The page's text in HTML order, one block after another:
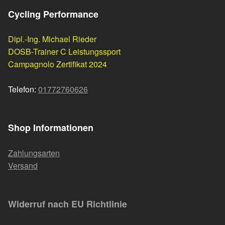
Cycling Performance
Dipl.-Ing. Michael Rieder
DOSB-Trainer C Leistungssport
Campagnolo Zertifikat 2024
Telefon: 01772760626
Shop Informationen
Zahlungsarten
Versand
Widerruf nach EU Richtlinie